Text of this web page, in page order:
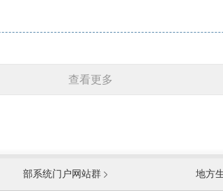
查看更多
国防部
部系统门户网站群 地方